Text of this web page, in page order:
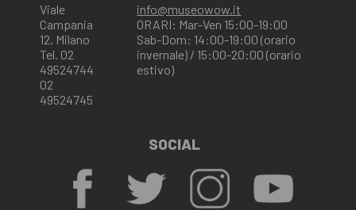
Viale
Campania
12, Milano
Tel. 02
49524744
02
49524745
info@museowow.it
ORARI: Mar-Ven 15:00-19:00
Sab-Dom: 14:00-19:00 (orario
invernale) / 15:00-20:00 (orario
estivo)
SOCIAL